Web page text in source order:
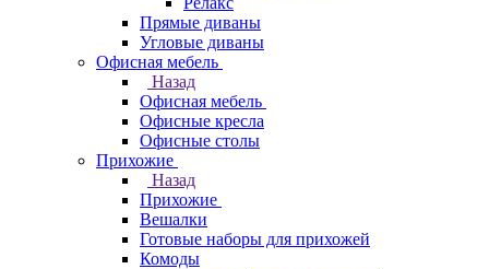
Прямые диваны
Угловые диваны
Офисная мебель
Назад
Офисная мебель
Офисные кресла
Офисные столы
Прихожие
Назад
Прихожие
Вешалки
Готовые наборы для прихожей
Комоды